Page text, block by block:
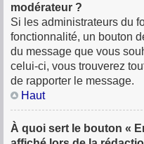
modérateur ?
Si les administrateurs du
fonctionnalité, un bouton
du message que vous
celui-ci, vous trouverez
de rapporter le message.
Haut
À quoi sert le bouton «